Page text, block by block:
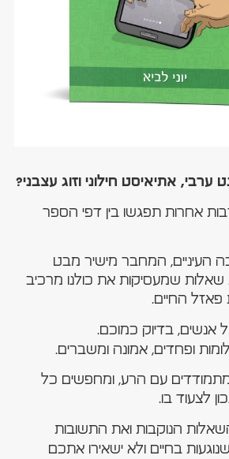
אתיאיסט חילוני וזוג עצבני?
אחרות תפגשו בין דפי הספר
העיניים, המחבר מישיר מבט
שאלות שמעסיקות את כולנו מרכיב
פאזל החיים.
אנשים, בדיוק כמוכם.
ופחדים, אמונה ומשברים.
עם הרע, ומחפשים כל
לצעוד בו.
הנוקבות ואת התשובות
בחיים ולא ישאירו אתכם